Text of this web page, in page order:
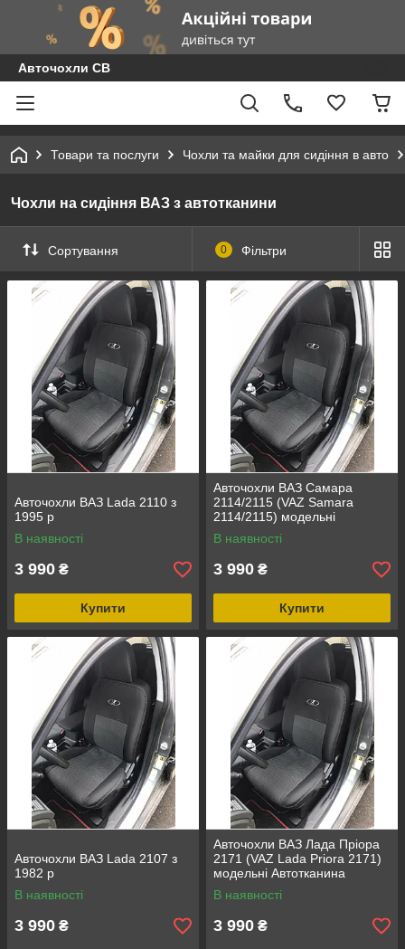
Авточохли СВ
Товари та послуги Чохли та майки для сидіння в авто
Чохли на сидіння ВАЗ з автотканини
Сортування 0 Фільтри
Авточохли ВАЗ Lada 2110 з
1995 р
В наявності
3 990 ₴
Купити
Авточохли ВАЗ Самара
2114/2115 (VAZ Samara
2114/2115) модельні
Автотканина
В наявності
3 990 ₴
Купити
Авточохли ВАЗ Lada 2107 з
1982 р
В наявності
3 990 ₴
Авточохли ВАЗ Лада Пріора
2171 (VAZ Lada Priora 2171)
модельні Автотканина
В наявності
3 990 ₴